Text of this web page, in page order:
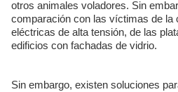
otros animales voladores. Sin
comparación con las víctimas de la
eléctricas de alta tensión, de las
edificios con fachadas de vidrio.
Sin embargo, existen soluciones para limitar estos impactos. La